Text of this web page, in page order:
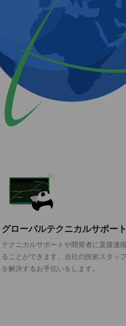
グローバルテクニカルサポート
テクニカルサポートや開発者に直接連
ることができます。当社の技術スタッ
を解決するお手伝いをします。